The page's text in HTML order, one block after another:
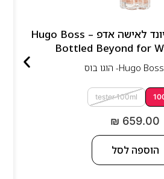
הוגו בוס בוטלד ביונד לאישה אדפ – Hugo Boss
Hugo Boss- הוגו בוס
tester 100ml
₪ 659.00
הוספה לסל